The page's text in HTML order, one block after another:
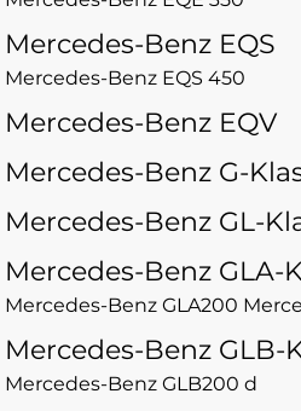
Mercedes-Benz EQS
Mercedes-Benz EQS 450
Mercedes-Benz EQV
Mercedes-Benz G-
Mercedes-Benz GL-
Mercedes-Benz GLA-
Mercedes-Benz GLA200
Mercedes-Benz GLB-
Mercedes-Benz GLB200 d